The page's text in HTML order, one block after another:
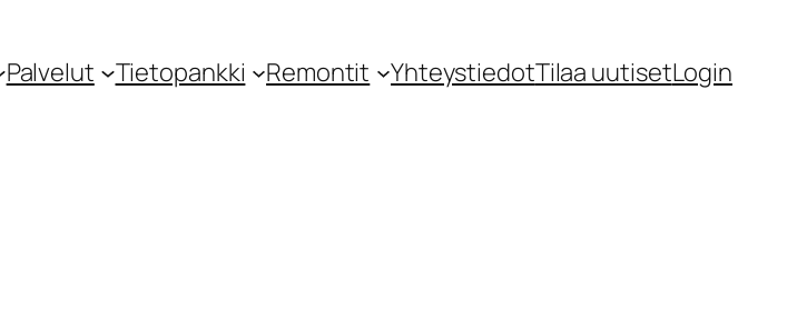
Palvelut Tietopankki Remontit YhteystiedotTilaa uutisetLogin